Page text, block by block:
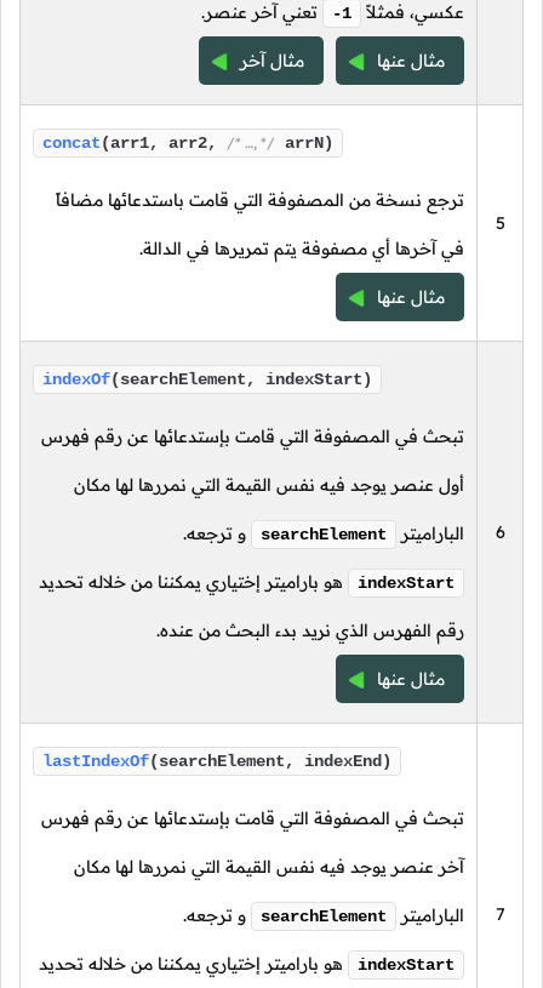
عكسي، فمثلاً -1 تعني آخر عنصر.
مثال عنها مثال آخر
5
concat(arr1, arr2, /* …, */ arrN)
ترجع نسخة من المصفوفة التي قامت باستدعائها مضافاً
في آخرها أي مصفوفة يتم تمريرها في الدالة.
مثال عنها
6
indexOf(searchElement, indexStart)
تبحث في المصفوفة التي قامت بإستدعائها عن رقم فهرس
أول عنصر يوجد فيه نفس القيمة التي نمررها لها مكان
الباراميتر searchElement و ترجعه.
indexStart هو باراميتر إختياري يمكننا من خلاله تحديد
رقم الفهرس الذي نريد بدء البحث من عنده.
مثال عنها
7
lastIndexOf(searchElement, indexEnd)
تبحث في المصفوفة التي قامت بإستدعائها عن رقم فهرس
آخر عنصر يوجد فيه نفس القيمة التي نمررها لها مكان
الباراميتر searchElement و ترجعه.
indexStart هو باراميتر إختياري يمكننا من خلاله تحديد